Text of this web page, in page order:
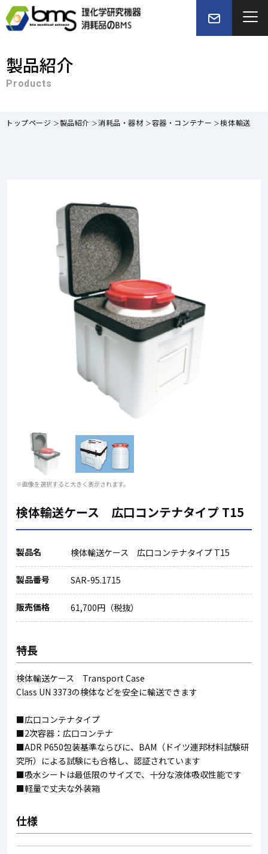
製品紹介
Products
トップページ 製品紹介 消耗品・器材 容器・コンテナー 検体輸送
※画像を選択すると大きく表示されます。
検体輸送ケース 広口コンテナタイプ T15
製品名 検体輸送ケース 広口コンテナタイプ T15
製品番号 SAR-95.1715
販売価格 61,700円（税抜）
特長
検体輸送ケース Transport Case
Class UN 3373の検体などを安全に輸送できます
■広口コンテナタイプ
■2次容器：広口コンテナ
■ADR P650包装基準ならびに、BAM（ドイツ連邦材料試験研
究所）による試験にも合格し、認証されています
■吸水シートは最低限のサイズで、十分な液体吸収性能です
■軽量で丈夫な外装箱
仕様